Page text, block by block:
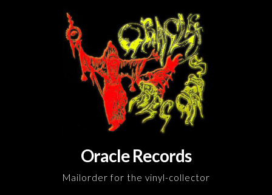
Oracle Records
Mailorder for the vinyl-collector